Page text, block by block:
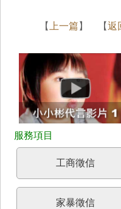
【 上一篇 】 【返
工商徵信
家暴徵信